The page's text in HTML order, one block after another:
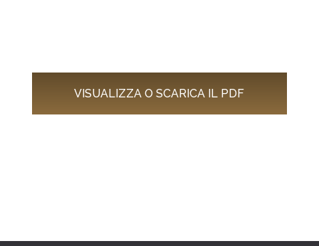
VISUALIZZA O SCARICA IL PDF